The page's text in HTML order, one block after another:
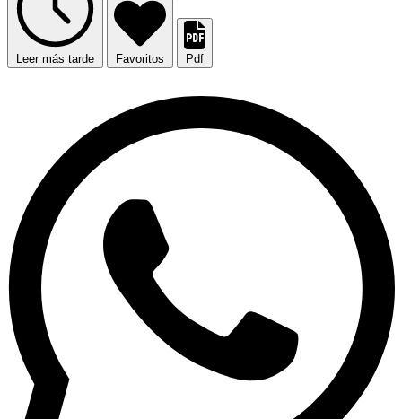
Leer más tarde Favoritos Pdf